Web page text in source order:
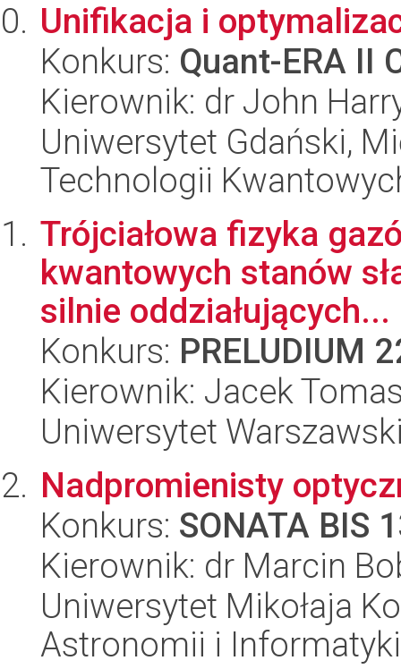
Unifikacja i
Konkurs: Quant-ERA II
Kierownik: dr John
Uniwersytet Gdański,
Technologii
Trójciałowa fizyka
kwantowych stanów
silnie oddziałujących...
Konkurs: PRELUDIUM
Kierownik: Jacek
Uniwersytet
Nadpromienisty
Konkurs: SONATA BIS
Kierownik: dr Marcin
Uniwersytet Mikołaja
Astronomii i